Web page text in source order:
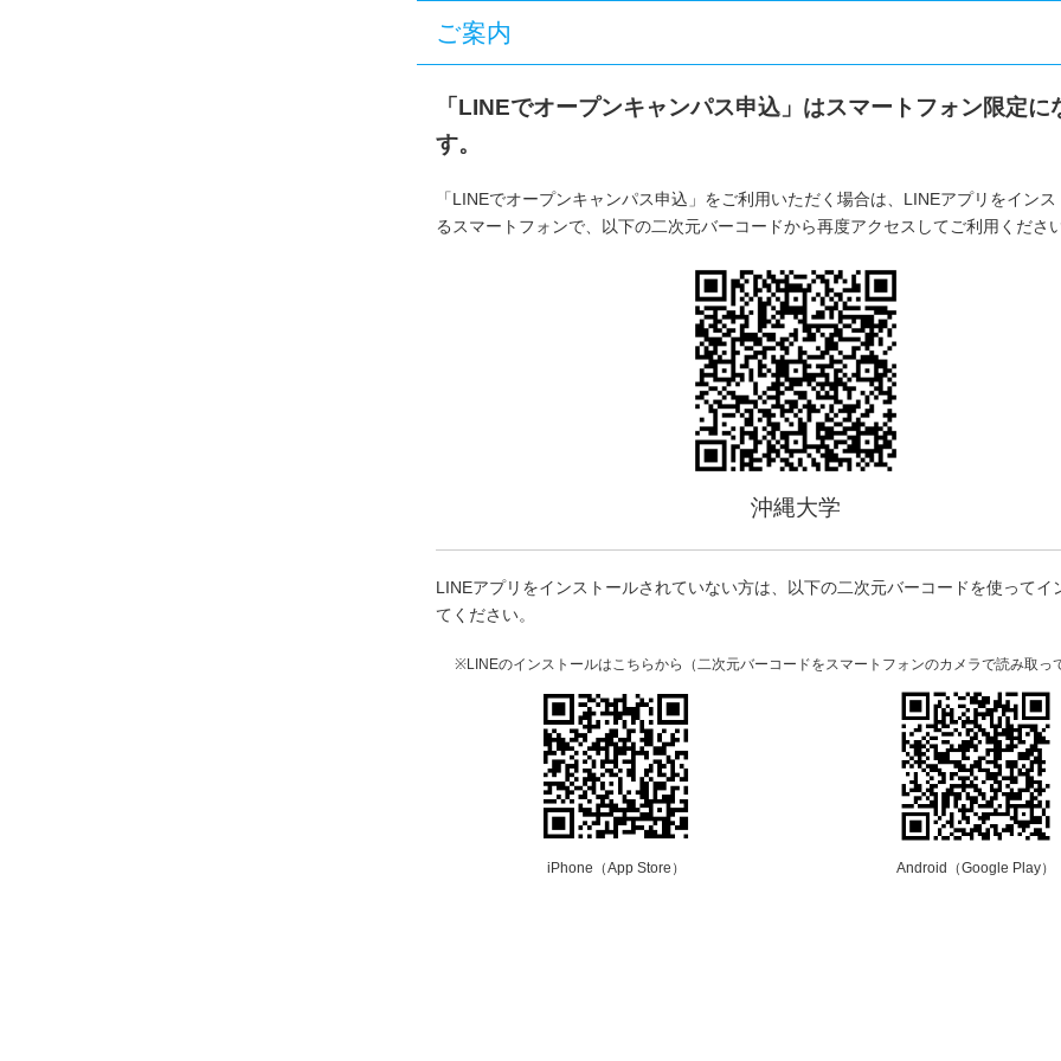
ご案内
「LINEでオープンキャンパス申込」はスマートフォン限定に
す。
「LINEでオープンキャンパス申込」をご利用いただく場合は、LINEアプリをイン
るスマートフォンで、以下の二次元バーコードから再度アクセスしてご利用ください
沖縄大学
LINEアプリをインストールされていない方は、以下の二次元バーコードを使ってイ
てください。
※LINEのインストールはこちらから（二次元バーコードをスマートフォンのカメラで読み取っ
iPhone（App Store） Android（Google Play）